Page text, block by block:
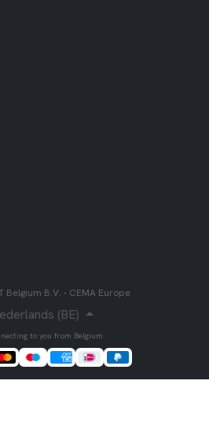
Belgium B.V. - CEMA Europe
(BE)
to you from Belgium